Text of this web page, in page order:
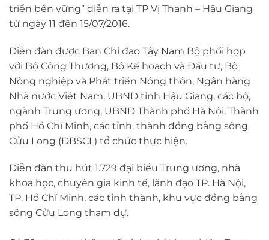
triển bền vững” diễn ra tại TP Vị Thanh – Hậu Giang
từ ngày 11 đến 15/07/2016.
Diễn đàn được Ban Chỉ đạo Tây Nam Bộ phối hợp
với Bộ Công Thương, Bộ Kế hoạch và Đầu tư, Bộ
Nông nghiệp và Phát triển Nông thôn, Ngân hàng
Nhà nước Việt Nam, UBND tỉnh Hậu Giang, các bộ,
ngành Trung ương, UBND Thành phố Hà Nội, Thành
phố Hồ Chí Minh, các tỉnh, thành đồng bằng sông
Cửu Long (ĐBSCL) tổ chức thực hiện.
Diễn đàn thu hút 1.729 đại biểu Trung ương, nhà
khoa học, chuyên gia kinh tế, lãnh đạo TP. Hà Nội,
TP. Hồ Chí Minh, các tỉnh thành, khu vực đồng bằng
sông Cửu Long tham dự.